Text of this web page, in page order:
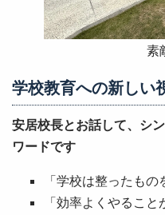
素
学校教育への新しい
安居校長とお話して、シ
ワードです
「学校は整ったも
「効率よくやること